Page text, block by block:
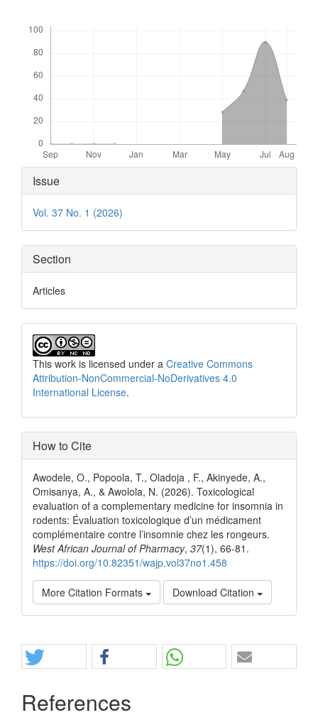
Article
Details
Issue
Vol. 37 No. 1 (2026)
Section
Articles
This work is licensed under a Creative Commons
Attribution-NonCommercial-NoDerivatives 4.0
International License.
How to Cite
Awodele, O., Popoola, T., Oladoja , F., Akinyede, A.,
Omisanya, A., & Awolola, N. (2026). Toxicological
evaluation of a complementary medicine for insomnia in
rodents: Évaluation toxicologique d’un médicament
complémentaire contre l’insomnie chez les rongeurs.
West African Journal of Pharmacy, 37(1), 66-81.
https://doi.org/10.82351/wajp.vol37no1.458
More Citation Formats Download Citation
References